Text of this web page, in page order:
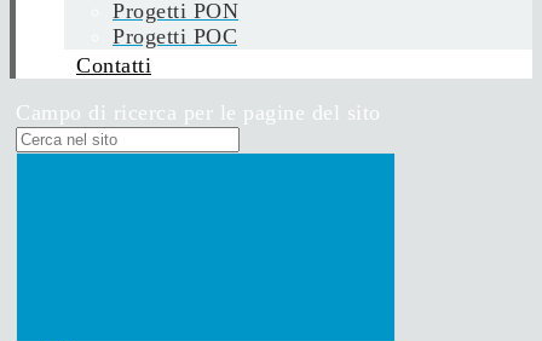
Progetti PON
Progetti POC
Contatti
Campo di ricerca per le pagine del sito